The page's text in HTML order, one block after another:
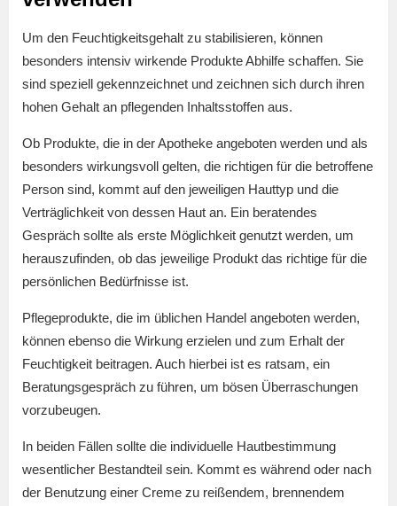
Um den Feuchtigkeitsgehalt zu stabilisieren, können
besonders intensiv wirkende Produkte Abhilfe schaffen. Sie
sind speziell gekennzeichnet und zeichnen sich durch ihren
hohen Gehalt an pflegenden Inhaltsstoffen aus.
Ob Produkte, die in der Apotheke angeboten werden und als
besonders wirkungsvoll gelten, die richtigen für die betroffene
Person sind, kommt auf den jeweiligen Hauttyp und die
Verträglichkeit von dessen Haut an. Ein beratendes
Gespräch sollte als erste Möglichkeit genutzt werden, um
herauszufinden, ob das jeweilige Produkt das richtige für die
persönlichen Bedürfnisse ist.
Pflegeprodukte, die im üblichen Handel angeboten werden,
können ebenso die Wirkung erzielen und zum Erhalt der
Feuchtigkeit beitragen. Auch hierbei ist es ratsam, ein
Beratungsgespräch zu führen, um bösen Überraschungen
vorzubeugen.
In beiden Fällen sollte die individuelle Hautbestimmung
wesentlicher Bestandteil sein. Kommt es während oder nach
der Benutzung einer Creme zu reißendem, brennendem